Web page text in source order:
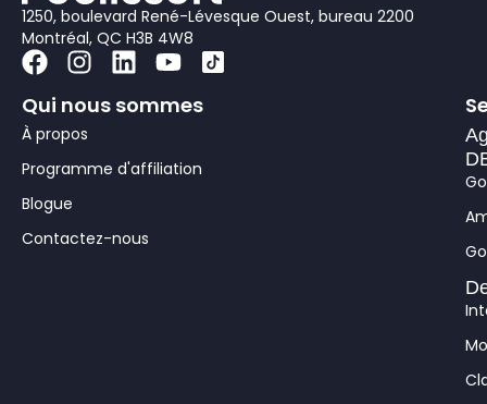
1250, boulevard René-Lévesque Ouest, bureau 2200
Montréal, QC H3B 4W8
F
a
c
e
b
o
o
k
I
s
t
a
a
L
n
e
n
Y
u
u
Qui nous sommes
À propos
Programme d'affiliation
Blogue
Contactez-nous